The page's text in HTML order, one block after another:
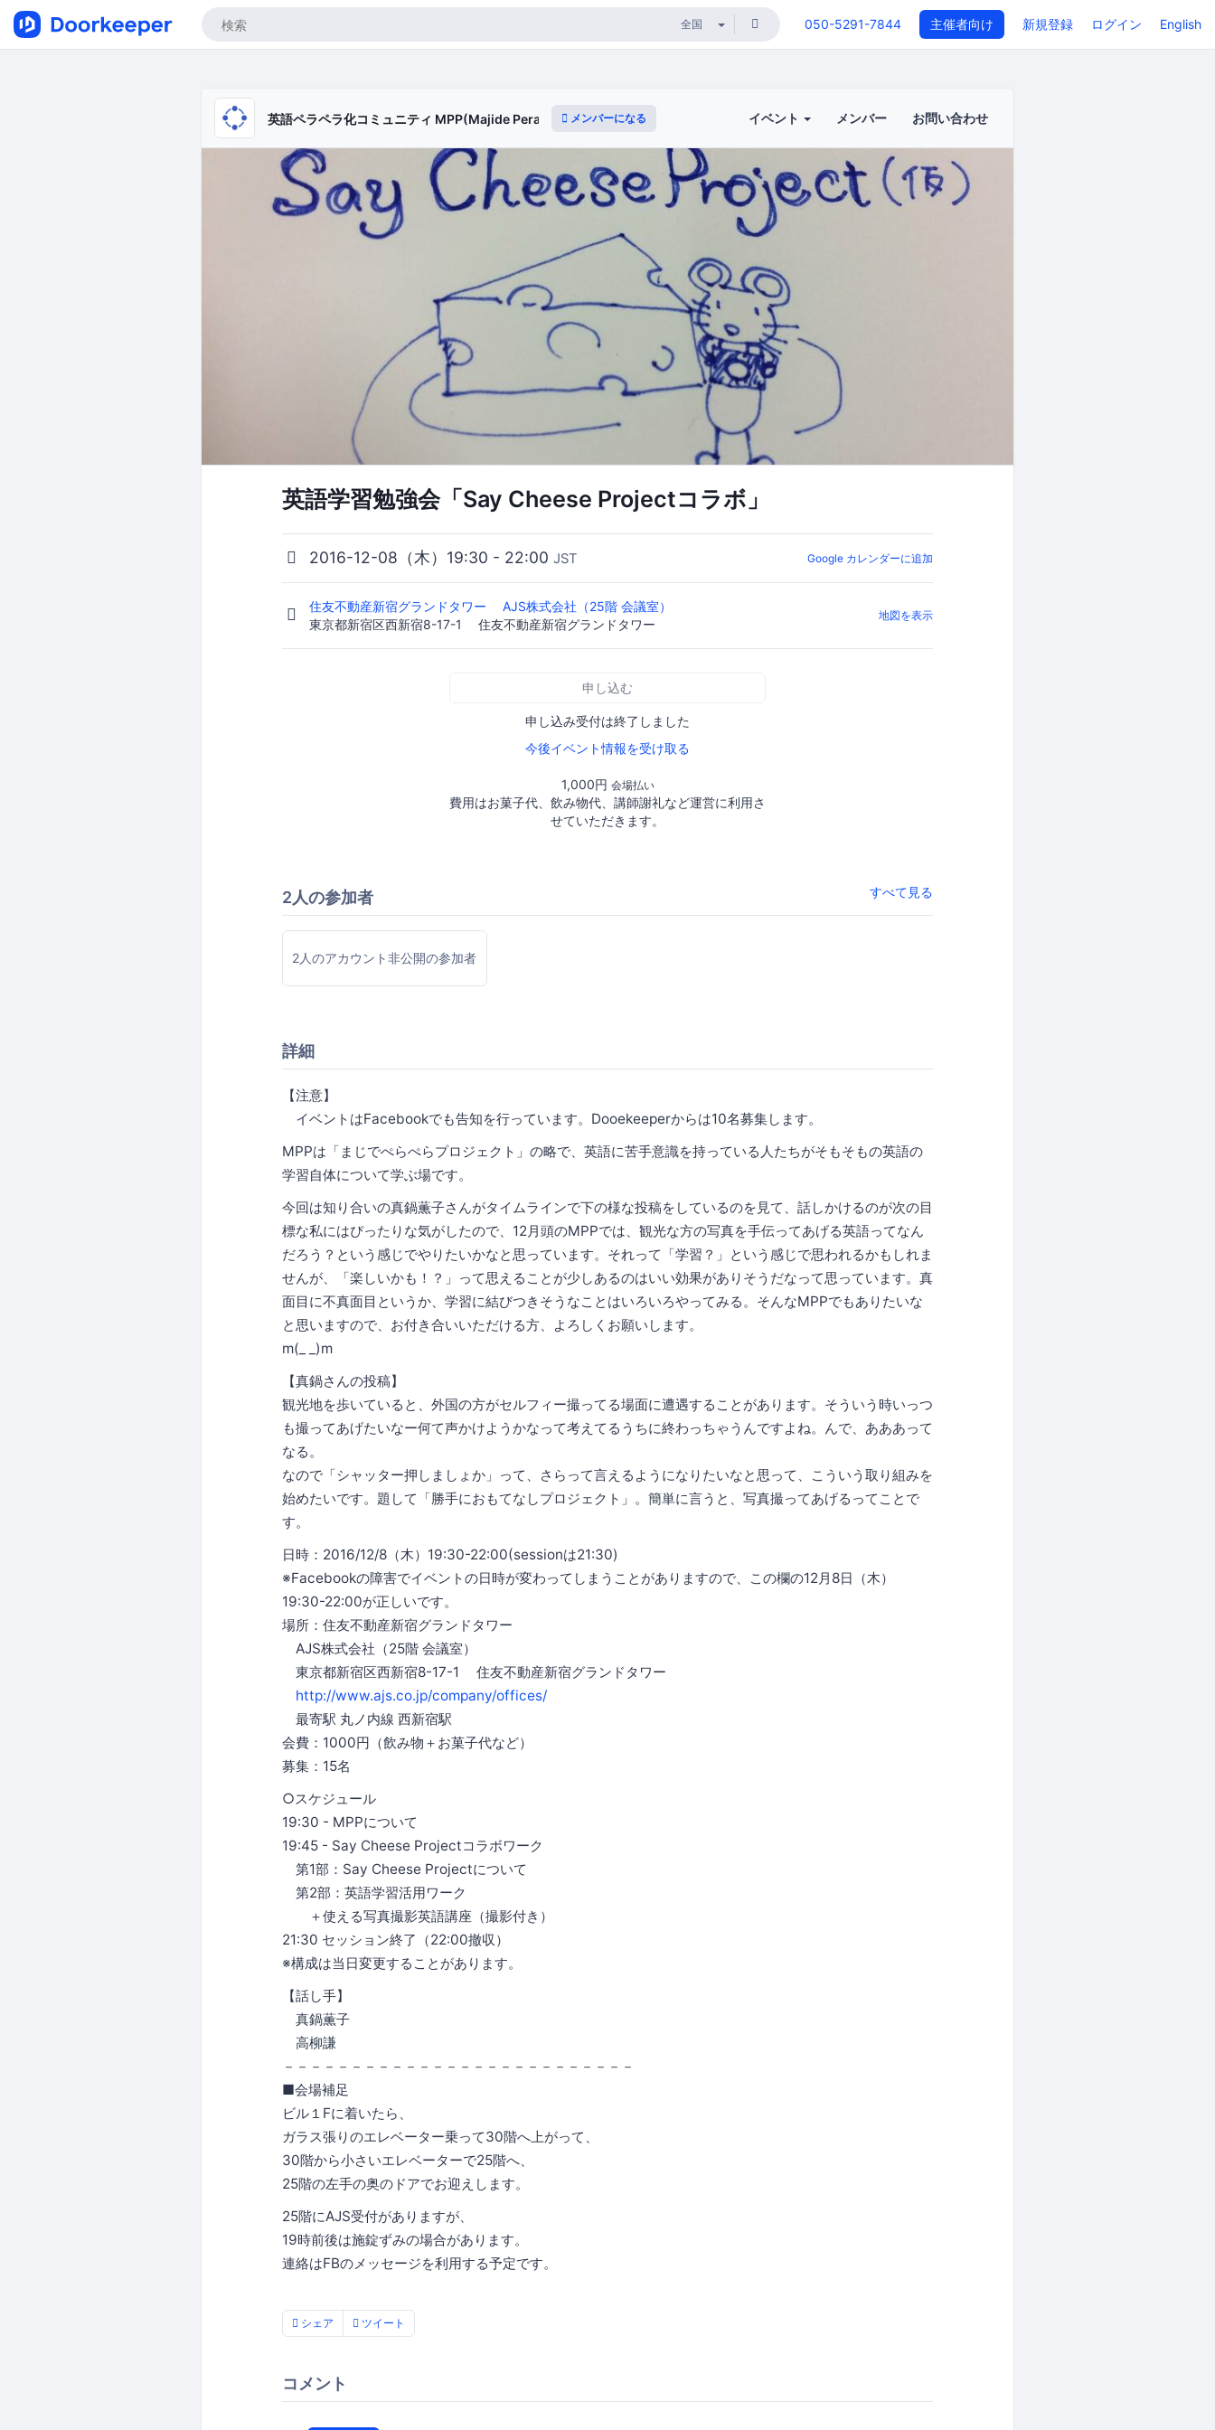
050-5291-7844 主催者向け 新規登録 ログイン English
英語ペラペラ化コミュニティ MPP(Majide Perapera Project)
メンバーになる イベント メンバー お問い合わせ
英語学習勉強会「Say Cheese Projectコラボ」
2016-12-08（木）19:30 - 22:00 JST Google カレンダーに追加
住友不動産新宿グランドタワー AJS株式会社（25階 会議室）
東京都新宿区西新宿8-17-1 住友不動産新宿グランドタワー
地図を表示
申し込む
申し込み受付は終了しました
今後イベント情報を受け取る
1,000円 会場払い
費用はお菓子代、飲み物代、講師謝礼など運営に利用さ
せていただきます。
2人の参加者 すべて見る
2人のアカウント非公開の参加者
詳細
【注意】
イベントはFacebookでも告知を行っています。Dooekeeperからは10名募集します。
MPPは「まじでぺらぺらプロジェクト」の略で、英語に苦手意識を持っている人たちがそもそもの英語の
学習自体について学ぶ場です。
今回は知り合いの真鍋薫子さんがタイムラインで下の様な投稿をしているのを見て、話しかけるのが次の目
標な私にはぴったりな気がしたので、12月頭のMPPでは、観光な方の写真を手伝ってあげる英語ってなん
だろう？という感じでやりたいかなと思っています。それって「学習？」という感じで思われるかもしれま
せんが、「楽しいかも！？」って思えることが少しあるのはいい効果がありそうだなって思っています。真
面目に不真面目というか、学習に結びつきそうなことはいろいろやってみる。そんなMPPでもありたいな
と思いますので、お付き合いいただける方、よろしくお願いします。
m(_ _)m
【真鍋さんの投稿】
観光地を歩いていると、外国の方がセルフィー撮ってる場面に遭遇することがあります。そういう時いっつ
も撮ってあげたいなー何て声かけようかなって考えてるうちに終わっちゃうんですよね。んで、あああって
なる。
なので「シャッター押しましょか」って、さらって言えるようになりたいなと思って、こういう取り組みを
始めたいです。題して「勝手におもてなしプロジェクト」。簡単に言うと、写真撮ってあげるってことで
す。
日時：2016/12/8（木）19:30-22:00(sessionは21:30)
※Facebookの障害でイベントの日時が変わってしまうことがありますので、この欄の12月8日（木）
19:30-22:00が正しいです。
場所：住友不動産新宿グランドタワー
AJS株式会社（25階 会議室）
東京都新宿区西新宿8-17-1 住友不動産新宿グランドタワー
http://www.ajs.co.jp/company/offices/
最寄駅 丸ノ内線 西新宿駅
会費：1000円（飲み物＋お菓子代など）
募集：15名
○スケジュール
19:30 - MPPについて
19:45 - Say Cheese Projectコラボワーク
第1部：Say Cheese Projectについて
第2部：英語学習活用ワーク
＋使える写真撮影英語講座（撮影付き）
21:30 セッション終了（22:00撤収）
※構成は当日変更することがあります。
【話し手】
真鍋薫子
高柳謙
－－－－－－－－－－－－－－－－－－－－－－－－－－
■会場補足
ビル１Fに着いたら、
ガラス張りのエレベーター乗って30階へ上がって、
30階から小さいエレベーターで25階へ、
25階の左手の奥のドアでお迎えします。
25階にAJS受付がありますが、
19時前後は施錠ずみの場合があります。
連絡はFBのメッセージを利用する予定です。
シェア ツイート
コメント